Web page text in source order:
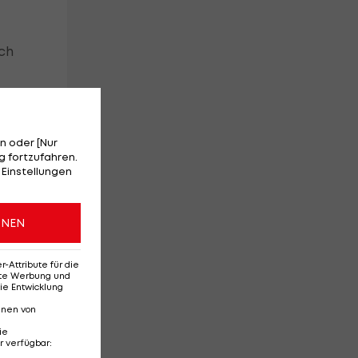
oder [Nur
fortzufahren.
Attribute für die
Werbung und
Entwicklung
von
verfügbar: